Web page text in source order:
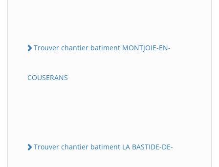
Trouver chantier batiment MONTJOIE-EN-
COUSERANS
Trouver chantier batiment LA BASTIDE-DE-